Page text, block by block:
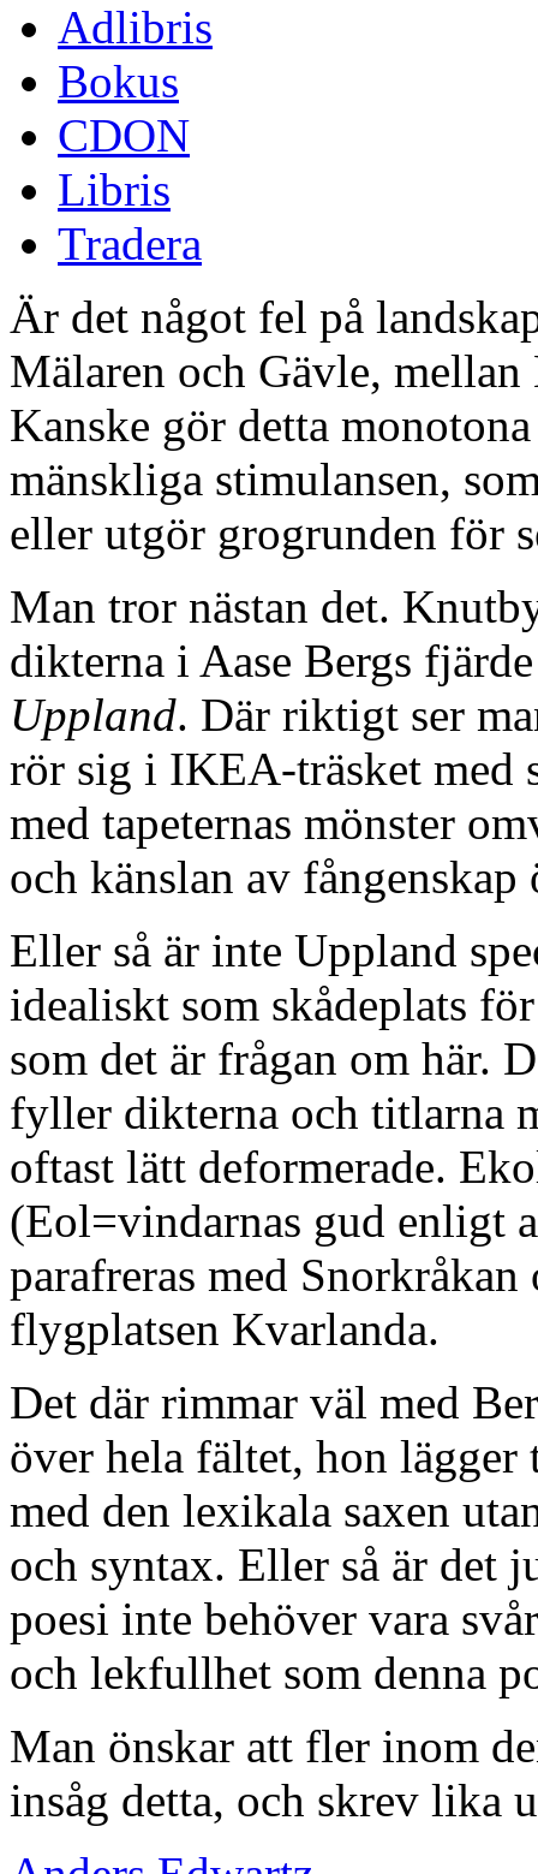
Adlibris
Bokus
CDON
Libris
Tradera
Är det något fel på
Mälaren och Gävle, mellan
Kanske gör detta
mänskliga stimulansen,
eller utgör grogrunden för
Man tror nästan det.
dikterna i Aase Bergs
Uppland. Där riktigt ser
rör sig i IKEA-träsket med
med tapeternas mönster
och känslan av
Eller så är inte Uppland
idealiskt som skådeplats
som det är frågan om här.
fyller dikterna och titlarna
oftast lätt deformerade.
(Eol=vindarnas gud enligt
parafreras med
flygplatsen Kvarlanda.
Det där rimmar väl med
över hela fältet, hon
med den lexikala saxen
och syntax. Eller så är det
poesi inte behöver vara
och lekfullhet som denna
Man önskar att fler inom
insåg detta, och skrev lika